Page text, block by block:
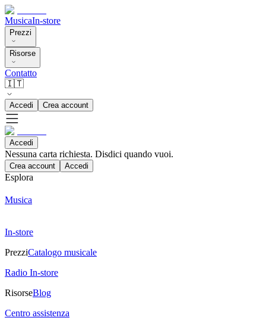
MusicaIn-store
Prezzi
Risorse
Contatto
🇮🇹
Accedi Crea account
Accedi
Nessuna carta richiesta. Disdici quando vuoi.
Crea account Accedi
Esplora
Musica
In-store
PrezziCatalogo musicale
Radio In-store
RisorseBlog
Centro assistenza